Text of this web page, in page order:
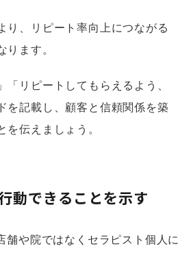
り、リピート率向上につながる
ます。
リピートしてもらえるよう、
を記載し、顧客と信頼関係を築
伝えましょう。
動できることを示す
舗や院ではなくセラピスト個人に